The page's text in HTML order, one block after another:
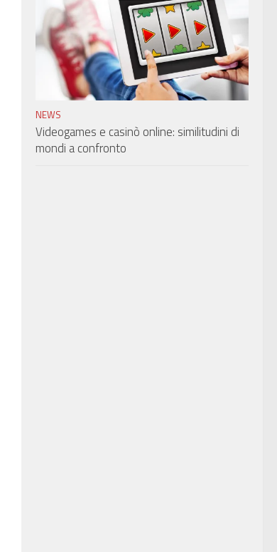
NEWS
Videogames e casinò online: similitudini di
mondi a confronto